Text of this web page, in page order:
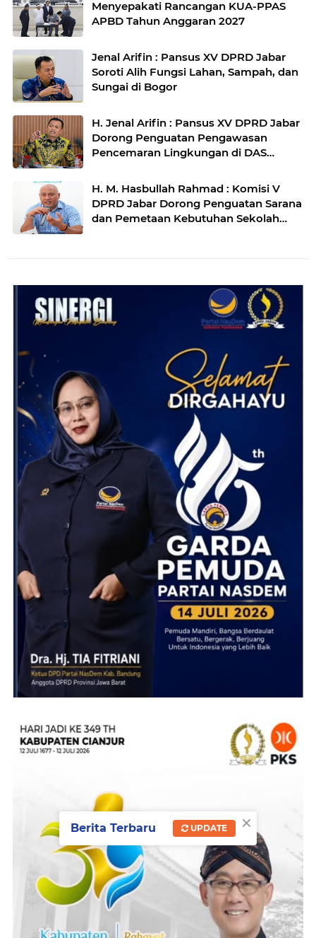
Menyepakati Rancangan KUA-PPAS
APBD Tahun Anggaran 2027
Jenal Arifin : Pansus XV DPRD Jabar
Soroti Alih Fungsi Lahan, Sampah, dan
Sungai di Bogor
H. Jenal Arifin : Pansus XV DPRD Jabar
Dorong Penguatan Pengawasan
Pencemaran Lingkungan di DAS
H. M. Hasbullah Rahmad : Komisi V
DPRD Jabar Dorong Penguatan Sarana
dan Pemetaan Kebutuhan Sekolah
×
Berita Terbaru UPDATE